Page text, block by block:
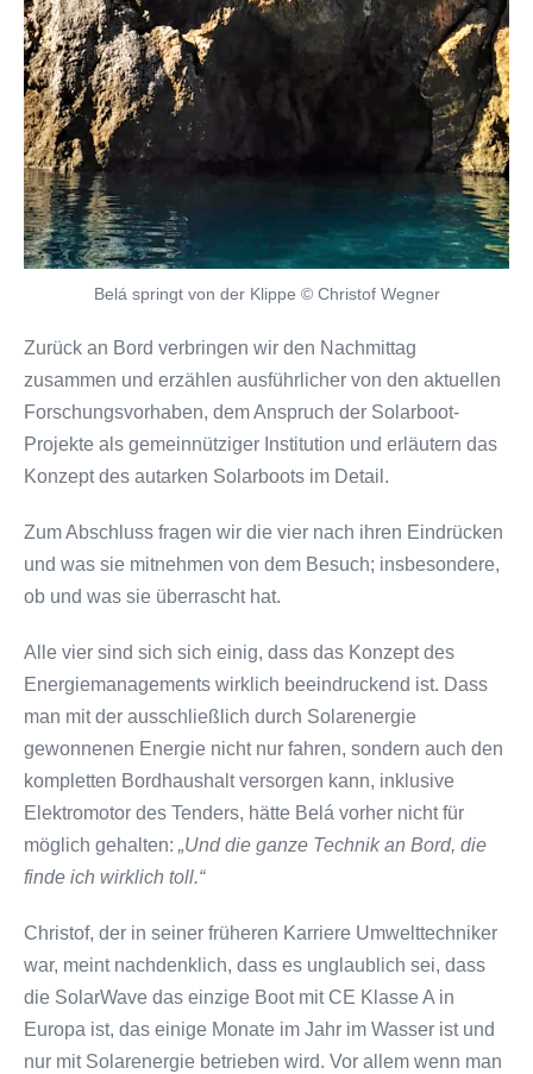
Belá springt von der Klippe © Christof Wegner
Zurück an Bord verbringen wir den Nachmittag
zusammen und erzählen ausführlicher von den aktuellen
Forschungsvorhaben, dem Anspruch der Solarboot-
Projekte als gemeinnütziger Institution und erläutern das
Konzept des autarken Solarboots im Detail.
Zum Abschluss fragen wir die vier nach ihren Eindrücken
und was sie mitnehmen von dem Besuch; insbesondere,
ob und was sie überrascht hat.
Alle vier sind sich sich einig, dass das Konzept des
Energiemanagements wirklich beeindruckend ist. Dass
man mit der ausschließlich durch Solarenergie
gewonnenen Energie nicht nur fahren, sondern auch den
kompletten Bordhaushalt versorgen kann, inklusive
Elektromotor des Tenders, hätte Belá vorher nicht für
möglich gehalten: „Und die ganze Technik an Bord, die
finde ich wirklich toll.“
Christof, der in seiner früheren Karriere Umwelttechniker
war, meint nachdenklich, dass es unglaublich sei, dass
die SolarWave das einzige Boot mit CE Klasse A in
Europa ist, das einige Monate im Jahr im Wasser ist und
nur mit Solarenergie betrieben wird. Vor allem wenn man